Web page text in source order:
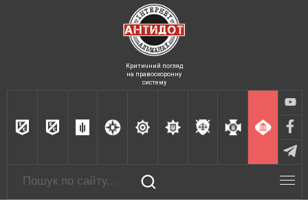
Критичний погляд
на правоохоронну
систему